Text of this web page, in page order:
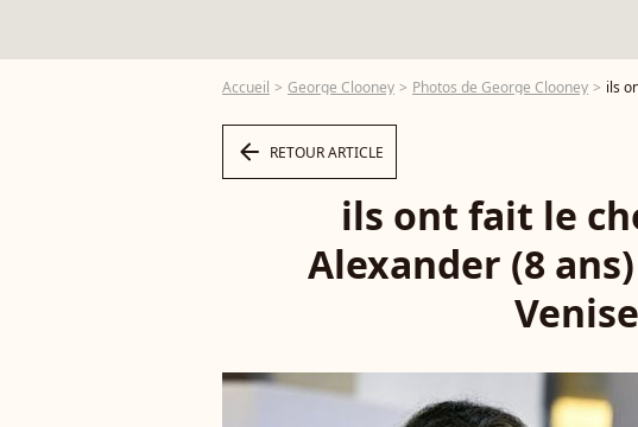
Accueil George Clooney Photos de George Clooney ils ont
arrow_left RETOUR ARTICLE
ils ont fait le
Alexander (8